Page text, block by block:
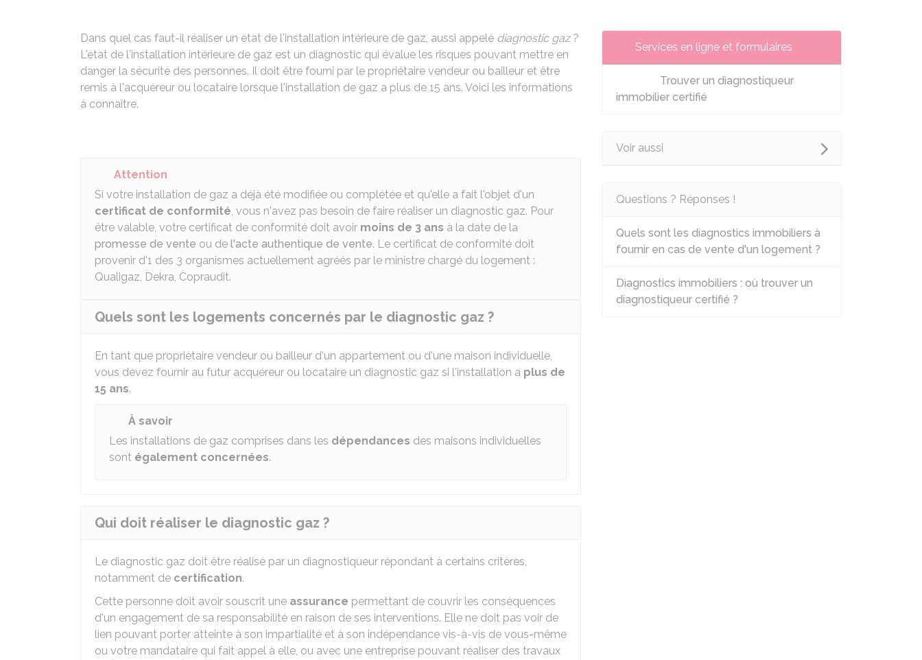
Dans quel cas faut-il réaliser un état de l'installation intérieure de gaz, aussi appelé diagnostic gaz?
L'état de l'installation intérieure de gaz est un diagnostic qui évalue les risques pouvant mettre en
danger la sécurité des personnes. Il doit être fourni par le propriétaire vendeur ou bailleur et être
remis à l'acquéreur ou locataire lorsque l'installation de gaz a plus de 15 ans. Voici les informations
à connaître.
Attention
Si votre installation de gaz a déjà été modifiée ou complétée et qu'elle a fait l'objet d'un
certificat de conformité, vous n'avez pas besoin de faire réaliser un diagnostic gaz. Pour
être valable, votre certificat de conformité doit avoir moins de 3 ans à la date de la
promesse de vente ou de l'acte authentique de vente. Le certificat de conformité doit
provenir d'1 des 3 organismes actuellement agréés par le ministre chargé du logement :
Qualigaz, Dekra, Copraudit.
Quels sont les logements concernés par le diagnostic gaz ?
En tant que propriétaire vendeur ou bailleur d'un appartement ou d'une maison individuelle,
vous devez fournir au futur acquéreur ou locataire un diagnostic gaz si l'installation a plus de
15 ans.
À savoir
Les installations de gaz comprises dans les dépendances des maisons individuelles
sont également concernées.
Qui doit réaliser le diagnostic gaz ?
Le diagnostic gaz doit être réalisé par un diagnostiqueur répondant à certains critères,
notamment de certification.
Cette personne doit avoir souscrit une assurance permettant de couvrir les conséquences
d'un engagement de sa responsabilité en raison de ses interventions. Elle ne doit pas voir de
lien pouvant porter atteinte à son impartialité et à son indépendance vis-à-vis de vous-même
ou votre mandataire qui fait appel à elle, ou avec une entreprise pouvant réaliser des travaux
Services en ligne et formulaires
Trouver un diagnostiqueur
immobilier certifié
Voir aussi
Questions ? Réponses !
Quels sont les diagnostics immobiliers à
fournir en cas de vente d'un logement ?
Diagnostics immobiliers : où trouver un
diagnostiqueur certifié ?